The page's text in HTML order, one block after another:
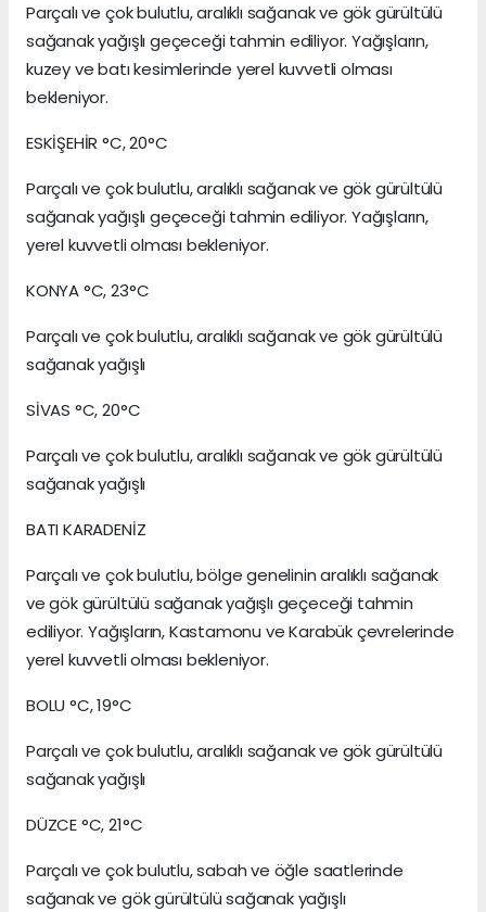
Parçalı ve çok bulutlu, aralıklı sağanak ve gök gürültülü
sağanak yağışlı geçeceği tahmin ediliyor. Yağışların,
kuzey ve batı kesimlerinde yerel kuvvetli olması
bekleniyor.
ESKİŞEHİR °C, 20°C
Parçalı ve çok bulutlu, aralıklı sağanak ve gök gürültülü
sağanak yağışlı geçeceği tahmin ediliyor. Yağışların,
yerel kuvvetli olması bekleniyor.
KONYA °C, 23°C
Parçalı ve çok bulutlu, aralıklı sağanak ve gök gürültülü
sağanak yağışlı
SİVAS °C, 20°C
Parçalı ve çok bulutlu, aralıklı sağanak ve gök gürültülü
sağanak yağışlı
BATI KARADENİZ
Parçalı ve çok bulutlu, bölge genelinin aralıklı sağanak
ve gök gürültülü sağanak yağışlı geçeceği tahmin
ediliyor. Yağışların, Kastamonu ve Karabük çevrelerinde
yerel kuvvetli olması bekleniyor.
BOLU °C, 19°C
Parçalı ve çok bulutlu, aralıklı sağanak ve gök gürültülü
sağanak yağışlı
DÜZCE °C, 21°C
Parçalı ve çok bulutlu, sabah ve öğle saatlerinde
sağanak ve gök gürültülü sağanak yağışlı